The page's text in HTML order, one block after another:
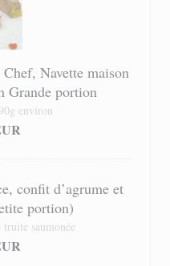
Navette maison
Grande portion
environ
confit d’agrume et
portion)
saumonée